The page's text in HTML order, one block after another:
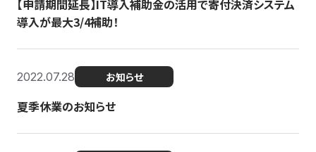
【申請期間延長】IT導入補助金の活用で寄付決済システム
導入が最大3/4補助！
2022.07.28 お知らせ
夏季休業のお知らせ